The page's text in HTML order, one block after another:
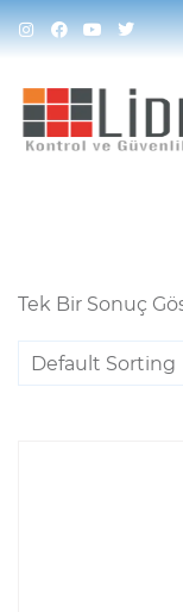
Home Ürünler
Tek Bir Sonuç
Default Sorting